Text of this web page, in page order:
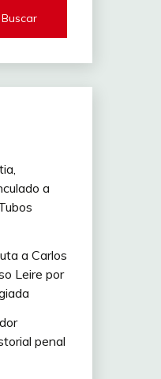
a
a Carlos
Leire por
penal